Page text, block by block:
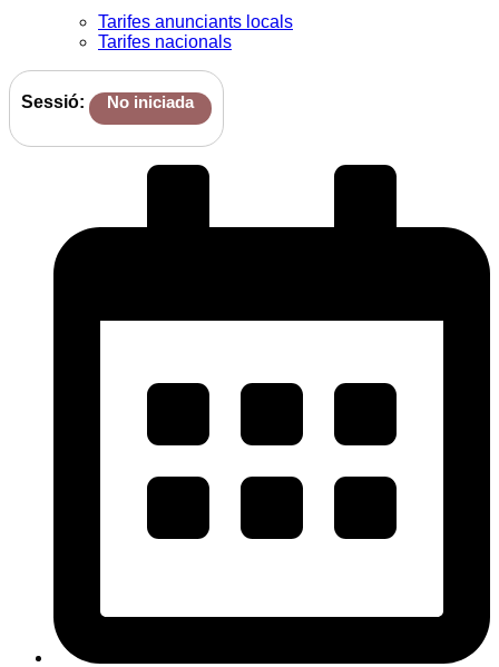
Tarifes anunciants locals
Tarifes nacionals
Sessió: No iniciada